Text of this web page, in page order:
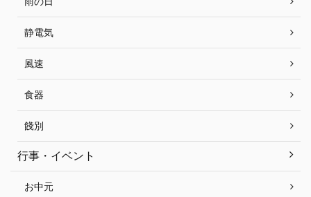
静電気
風速
食器
餞別
行事・イベント
お中元